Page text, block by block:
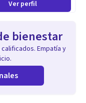
Ver perfil
bienestar
Empatía y